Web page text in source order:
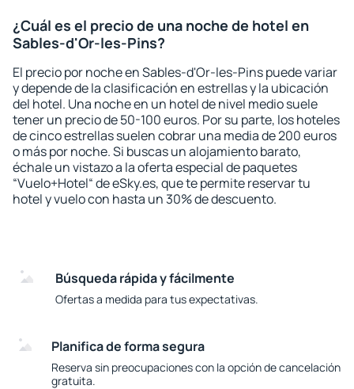
¿Cuál es el precio de una noche de hotel en
Sables-d'Or-les-Pins?
El precio por noche en Sables-d'Or-les-Pins puede variar
y depende de la clasificación en estrellas y la ubicación
del hotel. Una noche en un hotel de nivel medio suele
tener un precio de 50-100 euros. Por su parte, los hoteles
de cinco estrellas suelen cobrar una media de 200 euros
o más por noche. Si buscas un alojamiento barato,
échale un vistazo a la oferta especial de paquetes
“Vuelo+Hotel“ de eSky.es, que te permite reservar tu
hotel y vuelo con hasta un 30% de descuento.
Búsqueda rápida y fácilmente
Ofertas a medida para tus expectativas.
Planifica de forma segura
Reserva sin preocupaciones con la opción de cancelación
gratuita.